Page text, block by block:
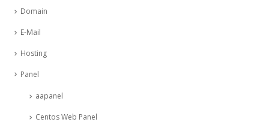
Domain
E-Mail
Hosting
Panel
aapanel
Centos Web Panel